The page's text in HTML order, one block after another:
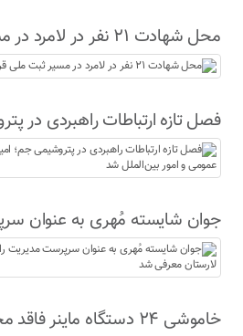
محل شهادت ۲۱ نفر در
گرفت
فصل تازه ارتباطات راهبردی در
حاجی‌دولو سکاندار روابط عمومی
جوان شایسته مُهری به عنوان
راهداری اداره کل راه و
خاموشی ۲۴ دستگاه ماینر فاقد مجوز در لامرد